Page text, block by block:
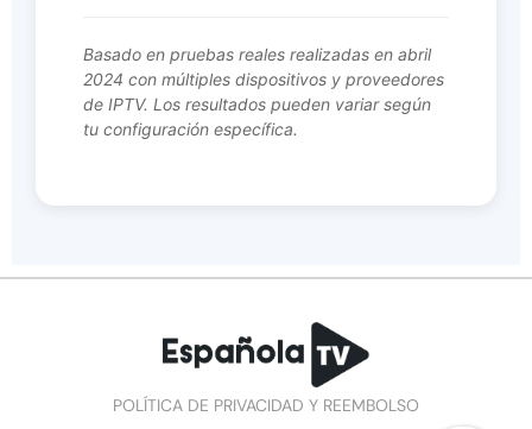
Basado en pruebas reales realizadas en abril
2024 con múltiples dispositivos y proveedores
de IPTV. Los resultados pueden variar según
tu configuración específica.
POLÍTICA DE PRIVACIDAD Y REEMBOLSO